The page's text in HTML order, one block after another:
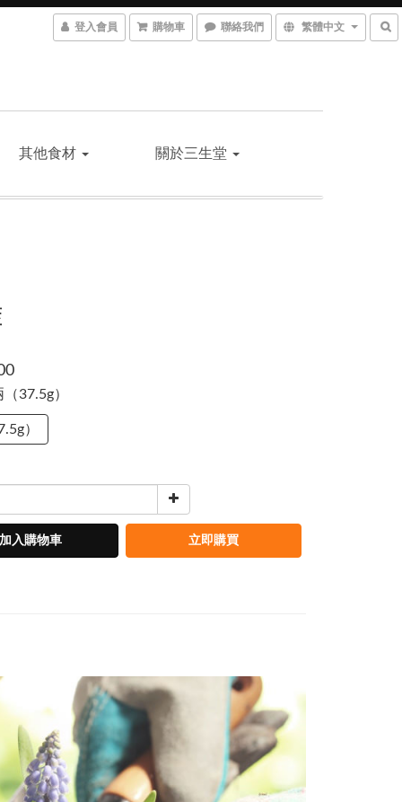
登入會員 購物車 聯絡我們 繁體中文
其他食材 關於三生堂
37.5g）
）
加入購物車 立即購買